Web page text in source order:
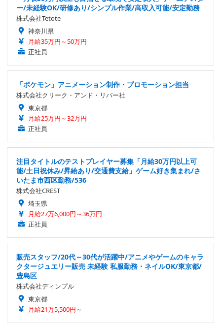
ー/未経験OK/研修あり/シンプル作業/高収入可能/安定勤務
株式会社Tetote
神奈川県
月給35万円～50万円
正社員
「ポケモン」アニメーション制作・プロモーション担当
株式会社クリーク・アンド・リバー社
東京都
月給25万円～32万円
正社員
注目タイトルのテストプレイヤー募集「月給30万円以上可
能/土日祝休み/昇給あり/交通費支給」ゲーム好き集まれ/さ
いたま市西区勤務/536
株式会社CREST
埼玉県
月給27万6,000円～36万円
正社員
販売スタッフ/20代～30代が活躍中/アニメやゲームのキャラ
クタージュエリー販売 未経験 私服勤務・ネイルOK/東京都/
豊島区
株式会社ディンプル
東京都
月給21万5,500円～